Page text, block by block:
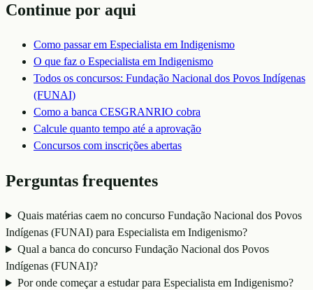
Continue por aqui
Como passar em Especialista em Indigenismo
O que faz o Especialista em Indigenismo
Todos os concursos: Fundação Nacional dos Povos Indígenas
(FUNAI)
Como a banca CESGRANRIO cobra
Calcule quanto tempo até a aprovação
Concursos com inscrições abertas
Perguntas frequentes
Quais matérias caem no concurso Fundação Nacional dos Povos
Indígenas (FUNAI) para Especialista em Indigenismo?
Qual a banca do concurso Fundação Nacional dos Povos
Indígenas (FUNAI)?
Por onde começar a estudar para Especialista em Indigenismo?